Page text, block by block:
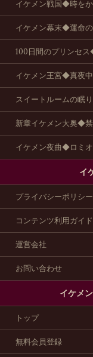
イケメン戦国◆時を
イケメン幕末◆運命
100日間のプリンセ
イケメン王宮◆真夜
スイートルームの眠
新章イケメン大奥◆
イケメン夜曲◆ロミ
イ
プライバシーポリシー
コンテンツ利用ガイ
運営会社
お問い合わせ
イケメ
トップ
無料会員登録